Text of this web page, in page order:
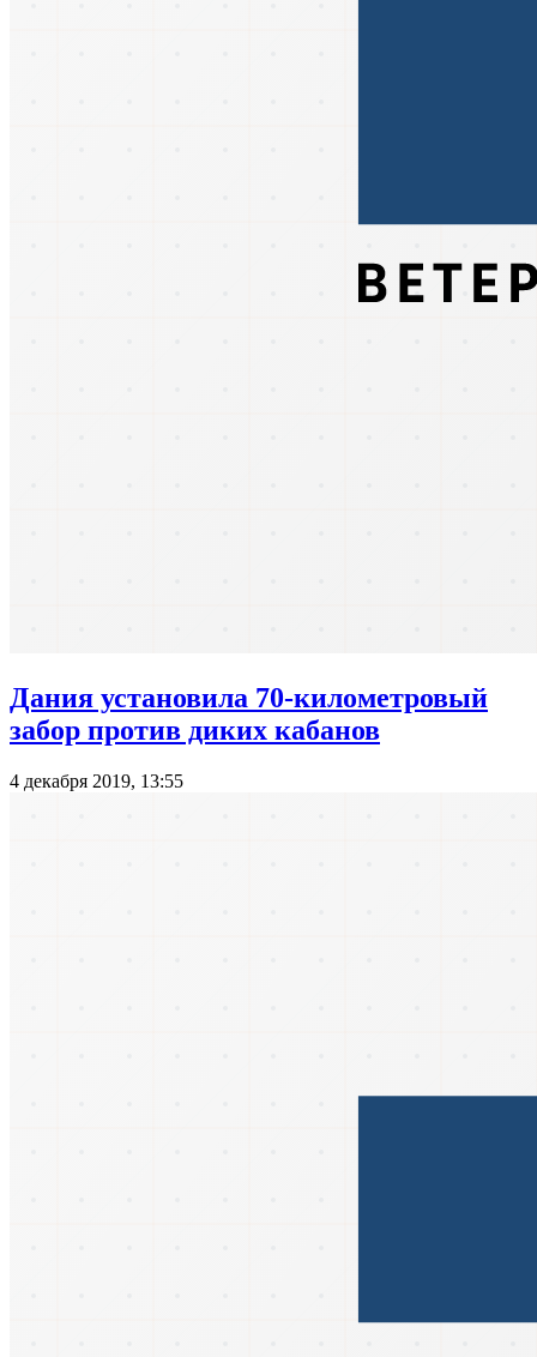
Дания установила 70-километровый
забор против диких кабанов
4 декабря 2019, 13:55